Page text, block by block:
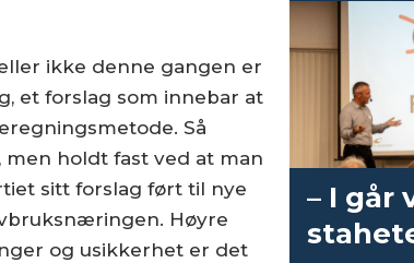
– I går
ikke denne gangen er
et forslag som innebar at
Så
holdt fast ved at man
sitt forslag ført til nye
Høyre
og usikkerhet er det